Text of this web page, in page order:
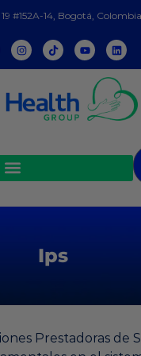
#152A-14, Bogotá, Colombia
Ips
Prestadoras de